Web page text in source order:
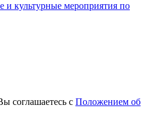
и культурные мероприятия по
соглашаетесь с Положением об